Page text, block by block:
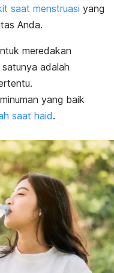
saat menstruasi yang
Anda.
meredakan
adalah
yang baik
saat haid.